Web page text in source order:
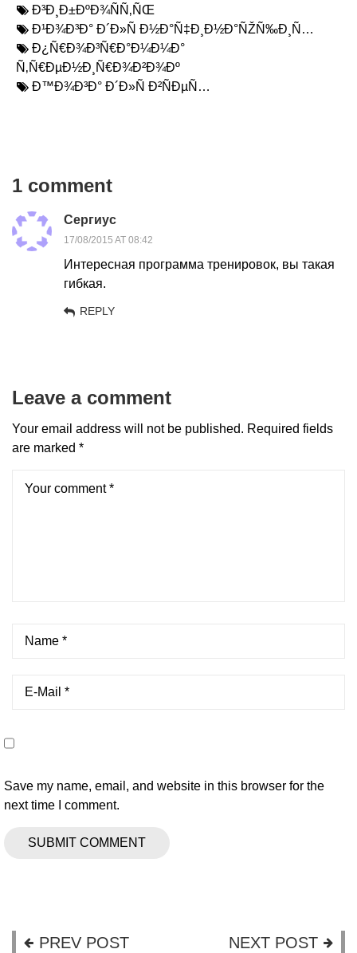
Ð³Ð¸Ð±ÐºÐ¾ÑÑ‚ÑŒ
Ð¹Ð¾Ð³Ð° Ð´Ð»Ñ Ð½Ð°Ñ‡Ð¸Ð½Ð°ÑŽÑ‰Ð¸Ñ…
Ð¿Ñ€Ð¾Ð³Ñ€Ð°Ð¼Ð¼Ð°
Ñ‚Ñ€ÐµÐ½Ð¸Ñ€Ð¾Ð²Ð¾Ðº
Ð™Ð¾Ð³Ð° Ð´Ð»Ñ Ð²ÑÐµÑ…
1 comment
Сергиус
17/08/2015 AT 08:42
Интересная программа тренировок, вы такая
гибкая.
REPLY
Leave a comment
Your email address will not be published. Required fields
are marked *
Save my name, email, and website in this browser for the
next time I comment.
PREV POST NEXT POST